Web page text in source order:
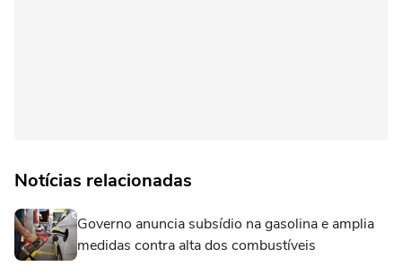
Notícias relacionadas
Governo anuncia subsídio na gasolina e amplia
medidas contra alta dos combustíveis